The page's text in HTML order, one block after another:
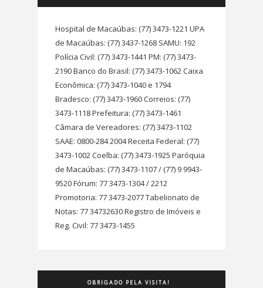
Hospital de Macaúbas: (77) 3473-1221 UPA
de Macaúbas: (77) 3437-1268 SAMU: 192
Polícia Civil: (77) 3473-1441 PM: (77) 3473-
2190 Banco do Brasil: (77) 3473-1062 Caixa
Econômica: (77) 3473-1040 e 1794
Bradesco: (77) 3473-1960 Correios: (77)
3473-1118 Prefeitura: (77) 3473-1461
Câmara de Vereadores: (77) 3473-1102
SAAE: 0800-284 2004 Receita Federal: (77)
3473-1002 Coelba: (77) 3473-1925 Paróquia
de Macaúbas: (77) 3473-1107 / (77) 9 9943-
9520 Fórum: 77 3473-1304 / 2212
Promotoria: 77 3473-2077 Tabelionato de
Notas: 77 34732630 Registro de Imóveis e
Reg. Civil: 77 3473-1455
OBRIGADO PELA VISITA!